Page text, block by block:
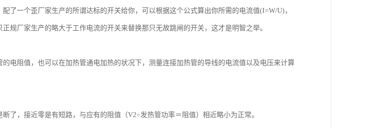
了一个歪厂家生产的所谓达标的开关给你，可以根据这个公式算出你所需的电流值(I=W/U)，
规厂家生产的略大于工作电流的开关来替换那只无故跳闸的开关，这才是明智之举。
电阻值，也可以在加热管通电加热的状况下，测量连接加热管的导线的电流值以及电压来计算
了，接近零是有短路，与应有的阻值（V2÷发热管功率＝阻值）相近略小为正常。